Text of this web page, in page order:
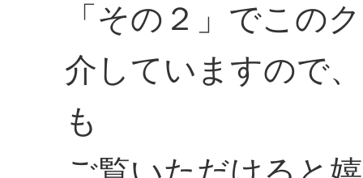
「その２」でこの
介していますので
も